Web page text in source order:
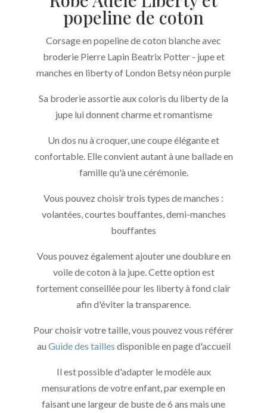
popeline de coton
Corsage en popeline de coton blanche avec
broderie Pierre Lapin Beatrix Potter - jupe et
manches en liberty of London Betsy néon purple
Sa broderie assortie aux coloris du liberty de la
jupe lui donnent charme et romantisme
Un dos nu à croquer, une coupe élégante et
confortable. Elle convient autant à une ballade en
famille qu'à une cérémonie.
Vous pouvez choisir trois types de manches :
volantées, courtes bouffantes, demi-manches
bouffantes
Vous pouvez également ajouter une doublure en
voile de coton à la jupe. Cette option est
fortement conseillée pour les liberty à fond clair
afin d'éviter la transparence.
Pour choisir votre taille, vous pouvez vous référer
au Guide des tailles disponible en page d'accueil
Il est possible d'adapter le modèle aux
mensurations de votre enfant, par exemple en
faisant une largeur de buste de 6 ans mais une